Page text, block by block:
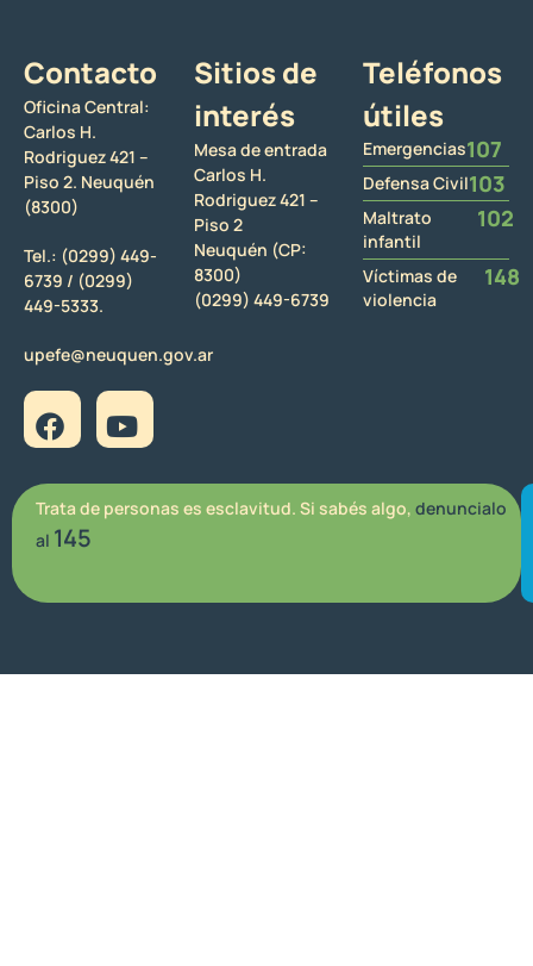
Contacto
Oficina Central:
Carlos H.
Rodriguez 421 –
Piso 2. Neuquén
(8300)
Tel.: (0299) 449-
6739 / (0299)
449-5333.
upefe@neuquen.gov.ar
Sitios de
interés
Mesa de entrada
Carlos H.
Rodriguez 421 –
Piso 2
Neuquén (CP:
8300)
(0299) 449-6739
Teléfonos
útiles
Emergencias107
Defensa Civil103
Maltrato
infantil
102
Víctimas de
violencia
148
Trata de personas es esclavitud. Si sabés algo, denuncialo
al 145